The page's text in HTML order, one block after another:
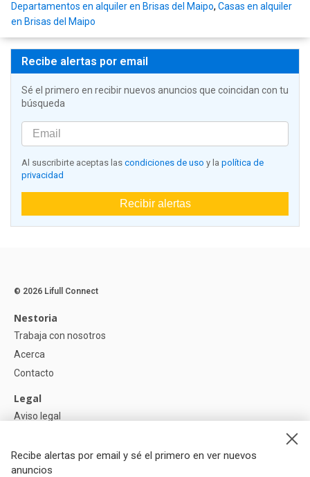
Departamentos en alquiler en Brisas del Maipo, Casas en alquiler
en Brisas del Maipo
Recibe alertas por email
Sé el primero en recibir nuevos anuncios que coincidan con tu
búsqueda
Al suscribirte aceptas las condiciones de uso y la política de
privacidad
Recibir alertas
Recibe alertas por email y sé el primero en ver nuevos
anuncios
© 2026 Lifull Connect
Nestoria
Trabaja con nosotros
Acerca
Contacto
Legal
Aviso legal
Política de Cookies